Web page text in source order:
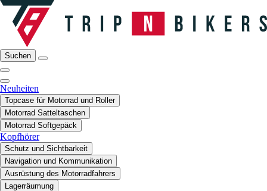
Suchen
Neuheiten
Topcase für Motorrad und Roller
Motorrad Satteltaschen
Motorrad Softgepäck
Kopfhörer
Schutz und Sichtbarkeit
Navigation und Kommunikation
Ausrüstung des Motorradfahrers
Lagerräumung